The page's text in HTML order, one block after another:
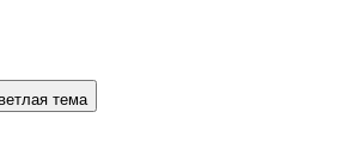
тема